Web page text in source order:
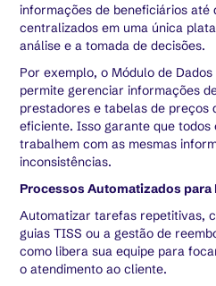
informações de beneficiários
centralizados em uma única
análise e a tomada de decisões.
Por exemplo, o Módulo de
permite gerenciar informações
prestadores e tabelas de preços
eficiente. Isso garante que todos
trabalhem com as mesmas
inconsistências.
Processos Automatizados
Automatizar tarefas repetitivas,
guias TISS ou a gestão de
como libera sua equipe para
o atendimento ao cliente.